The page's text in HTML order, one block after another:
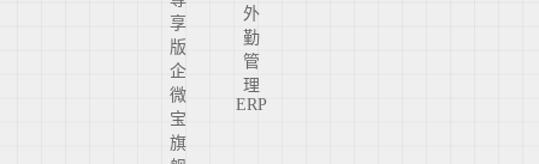
享
版
企
微
宝
旗
外
勤
管
理
ERP